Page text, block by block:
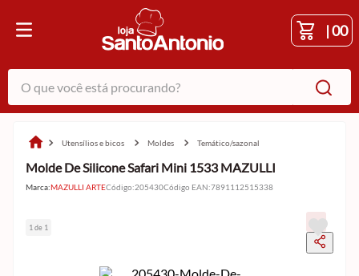
|00
O que você está procurando?
utensílios e bicos moldes temático/sazonal
Molde De Silicone Safari Mini 1533 MAZULLI
Marca:MAZULLI ARTECódigo:205430Código EAN:7891112515338
1 de 1